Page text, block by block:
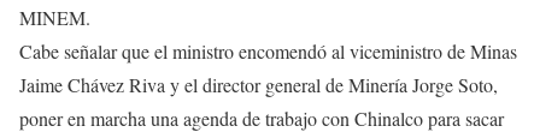
MINEM.
Cabe señalar que el ministro encomendó al viceministro de Minas
Jaime Chávez Riva y el director general de Minería Jorge Soto,
poner en marcha una agenda de trabajo con Chinalco para sacar